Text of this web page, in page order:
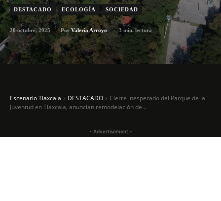
DESTACADO ECOLOGÍA SOCIEDAD
20 octubre, 2025 Por Valeria Arroyo 3 min. lectura
Escenario Tlaxcala DESTACADO
Cierre inesperado del Parque de la
Juventud en Tlaxcala, anuncian remodelación de...
- Advertisement -